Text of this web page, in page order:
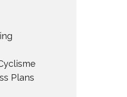
Plans